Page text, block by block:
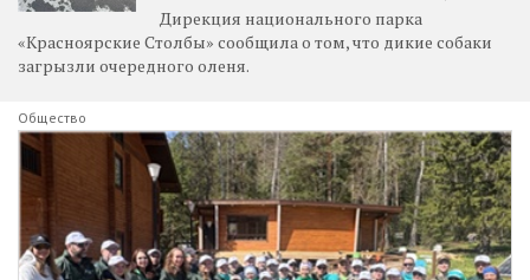
Дирекция национального парка
«Красноярские Столбы» сообщила о том, что дикие собаки
загрызли очередного оленя.
Общество